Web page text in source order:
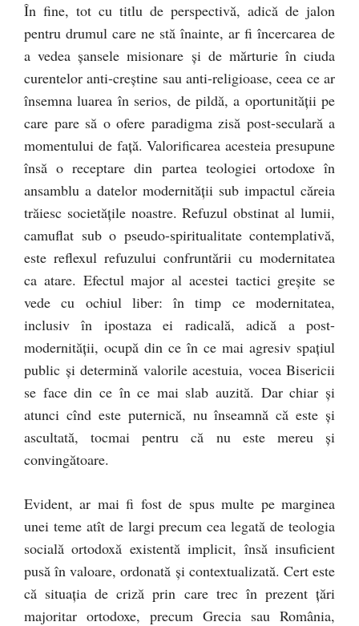
În fine, tot cu titlu de perspectivă, adică de jalon
pentru drumul care ne stă înainte, ar fi încercarea de
a vedea şansele misionare şi de mărturie în ciuda
curentelor anti-creştine sau anti-religioase, ceea ce ar
însemna luarea în serios, de pildă, a oportunităţii pe
care pare să o ofere paradigma zisă post-seculară a
momentului de faţă. Valorificarea acesteia presupune
însă o receptare din partea teologiei ortodoxe în
ansamblu a datelor modernităţii sub impactul căreia
trăiesc societăţile noastre. Refuzul obstinat al lumii,
camuflat sub o pseudo-spiritualitate contemplativă,
este reflexul refuzului confruntării cu modernitatea
ca atare. Efectul major al acestei tactici greşite se
vede cu ochiul liber: în timp ce modernitatea,
inclusiv în ipostaza ei radicală, adică a post-
modernităţii, ocupă din ce în ce mai agresiv spaţiul
public şi determină valorile acestuia, vocea Bisericii
se face din ce în ce mai slab auzită. Dar chiar şi
atunci cînd este puternică, nu înseamnă că este şi
ascultată, tocmai pentru că nu este mereu şi
convingătoare.
Evident, ar mai fi fost de spus multe pe marginea
unei teme atît de largi precum cea legată de teologia
socială ortodoxă existentă implicit, însă insuficient
pusă în valoare, ordonată şi contextualizată. Cert este
că situaţia de criză prin care trec în prezent ţări
majoritar ortodoxe, precum Grecia sau România,